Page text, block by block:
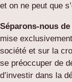
et on ne peut que
Séparons-nous
mise
société et sur la
se préoccuper de
d’investir dans la